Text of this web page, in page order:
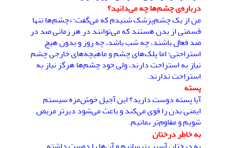
درباره‌ی چشم‌ها چه می‌دانید؟
من از یک چشم‌پزشک شنیدم که می‌گفت: «چشم‌ها تنها
قسمتی از بدن هستند که می‌توانند در هر زمانی صد در
صد فعال باشند، چه شب باشد، چه روز و بدون هیچ
استراحتی؛ اما پلک‌های چشم و ماهیچه‌های خارجی چشم
نیاز به استراحت دارند، ولی خود چشم‌ها هرگز نیاز به
استراحت ندارند.
پسته
آیا پسته دوست دارید؟ این آجیل خوش‌مزه سیستم
ایمنی بدن را قوی می‌کند و باعث می‌شود دیرتر مریض
شویم و مقاوم‌تر بمانیم.
به خاطر درختان